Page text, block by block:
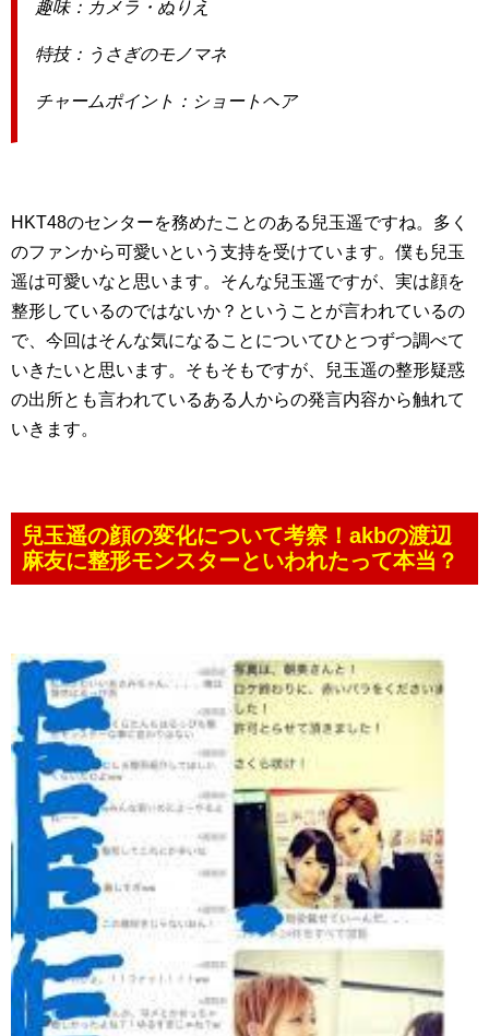
趣味：カメラ・ぬりえ
特技：うさぎのモノマネ
チャームポイント：ショートヘア
HKT48のセンターを務めたことのある兒玉遥ですね。多く
のファンから可愛いという支持を受けています。僕も兒玉
遥は可愛いなと思います。そんな兒玉遥ですが、実は顔を
整形しているのではないか？ということが言われているの
で、今回はそんな気になることについてひとつずつ調べて
いきたいと思います。そもそもですが、兒玉遥の整形疑惑
の出所とも言われているある人からの発言内容から触れて
いきます。
兒玉遥の顔の変化について考察！akbの渡辺
麻友に整形モンスターといわれたって本当？